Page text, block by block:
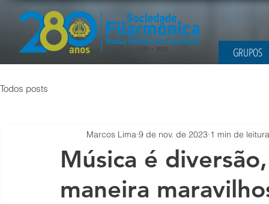
GRUPOS
Todos posts
Música é
maneira
Marcos Lima 9 de nov. de 2023 1 min de leitura